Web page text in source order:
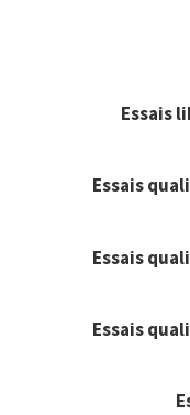
Essais
Essais
Essais
Essais